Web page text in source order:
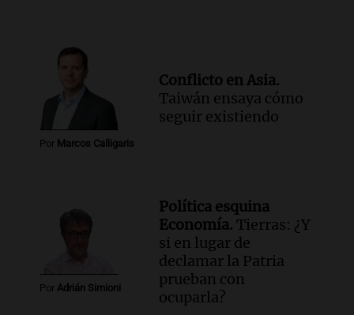
Por Marcos Calligaris
Conflicto en Asia.
Taiwán ensaya cómo
seguir existiendo
Por Adrián Simioni
Política esquina
Economía. Tierras: ¿Y
si en lugar de
declamar la Patria
prueban con
ocuparla?